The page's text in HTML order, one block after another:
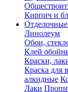
Кирпич и
Линолеум
Обои,
Клей
Краски,
Краска для
алкидные
Лаки